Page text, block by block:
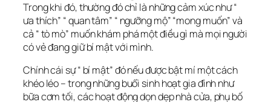
Trong khi đó, thường đó chỉ là những cảm xúc như “
ưa thích” “ quan tâm” “ ngưỡng mộ” “mong muốn” và
cả “ tò mò” muốn khám phá một điều gì mà mọi người
có vẻ đang giữ bí mật với mình.
Chính cái sự “ bí mật” đó nếu được bật mí một cách
khéo léo – trong những buổi sinh hoạt gia đình như
bữa cơm tối, các hoạt động dọn dẹp nhà cửa, phụ bố